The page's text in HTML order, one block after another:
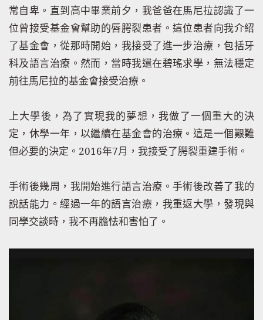
常自卑。直到高中畢業前夕，我爸爸在馬尼拉認識了一
位曾接受基金會幫助的唇腭裂患者。 這位患者向我介紹
了基金會，從那時開始，我接受了進一步治療，包括牙
科及語言治療。然而，當時我還在碧瑤求學，無法穩定
前往馬尼拉的基金會接受治療。
上大學後，為了實現我的夢想，我做了一個重大的決
定，休學一年，以繼續在基金會的治療。這是一個艱難
但必要的決定。 2016年7月，我接受了腭裂重建手術。
手術後幾周，我開始進行語言治療。手術後改善了我的
說話能力。經過一年的語言治療，我重返大學，發現與
同學交談時，我不再膽怯和害怕了。